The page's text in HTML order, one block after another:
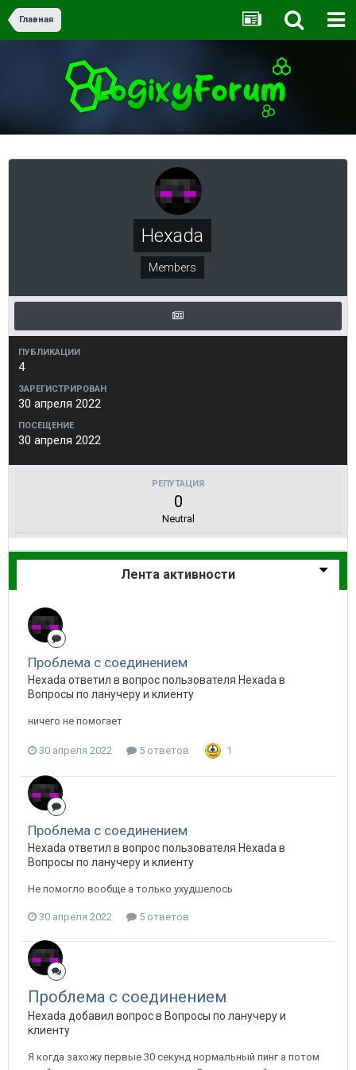
Главная
Hexada
Members
ПУБЛИКАЦИИ
4
ЗАРЕГИСТРИРОВАН
30 апреля 2022
ПОСЕЩЕНИЕ
30 апреля 2022
РЕПУТАЦИЯ
0
Neutral
Лента активности
Проблема с соединением
Hexada ответил в вопрос пользователя Hexada в
Вопросы по ланучеру и клиенту
ничего не помогает
30 апреля 2022 5 ответов 1
Проблема с соединением
Hexada ответил в вопрос пользователя Hexada в
Вопросы по ланучеру и клиенту
Не помогло вообще а только ухудшелось
30 апреля 2022 5 ответов
Проблема с соединением
Hexada добавил вопрос в Вопросы по ланучеру и
клиенту
Я когда захожу первые 30 секунд нормальный пинг а потом